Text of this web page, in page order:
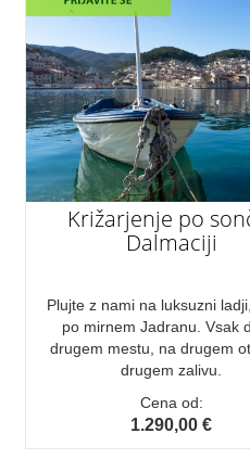
Križarjenje po
Dalmaciji
Plujte z nami na luksuzni
po mirnem Jadranu. Vsak
drugem mestu, na drugem
drugem zalivu.
Cena od:
1.290,00 €